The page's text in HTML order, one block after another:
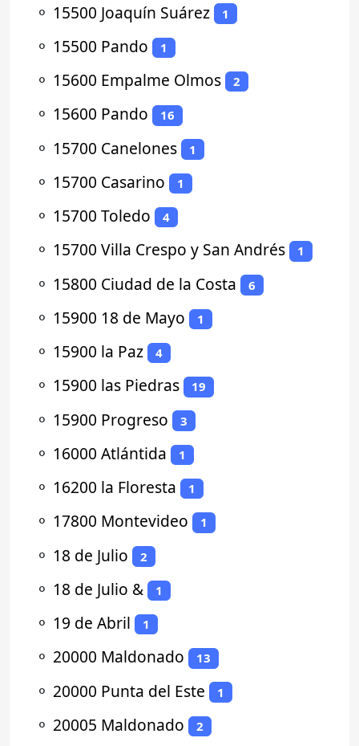
⚬ 15500 Joaquín Suárez 1
⚬ 15500 Pando 1
⚬ 15600 Empalme Olmos 2
⚬ 15600 Pando 16
⚬ 15700 Canelones 1
⚬ 15700 Casarino 1
⚬ 15700 Toledo 4
⚬ 15700 Villa Crespo y San Andrés 1
⚬ 15800 Ciudad de la Costa 6
⚬ 15900 18 de Mayo 1
⚬ 15900 la Paz 4
⚬ 15900 las Piedras 19
⚬ 15900 Progreso 3
⚬ 16000 Atlántida 1
⚬ 16200 la Floresta 1
⚬ 17800 Montevideo 1
⚬ 18 de Julio 2
⚬ 18 de Julio & 1
⚬ 19 de Abril 1
⚬ 20000 Maldonado 13
⚬ 20000 Punta del Este 1
⚬ 20005 Maldonado 2